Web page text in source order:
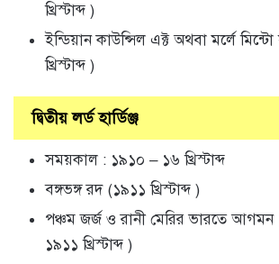
খ্রিস্টাব্দ )
ইন্ডিয়ান কাউন্সিল এক্ট অথবা মর্লে
খ্রিস্টাব্দ )
দ্বিতীয় লর্ড হার্ডিঞ্জ
সময়কাল : ১৯১০ – ১৬ খ্রিস্টাব্দ
বঙ্গভঙ্গ রদ (১৯১১ খ্রিস্টাব্দ )
পঞ্চম জর্জ ও রানী মেরির ভারতে আগমন (
১৯১১ খ্রিস্টাব্দ )